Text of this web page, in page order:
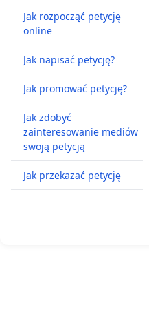
Jak rozpocząć petycję
online
Jak napisać petycję?
Jak promować petycję?
Jak zdobyć
zainteresowanie mediów
swoją petycją
Jak przekazać petycję